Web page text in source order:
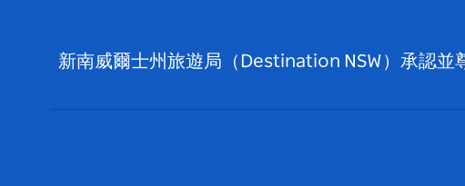
新南威爾士州旅遊局（Destination NSW）承認